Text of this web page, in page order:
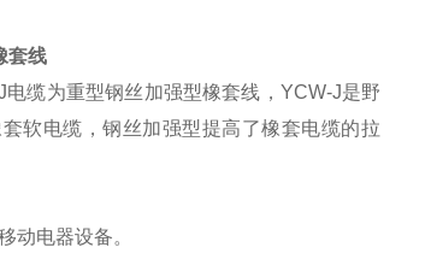
套线
缆为重型钢丝加强型橡套线，YCW-J是野
软电缆，钢丝加强型提高了橡套电缆的拉
动电器设备。